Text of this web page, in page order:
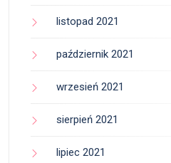
listopad 2021
październik 2021
wrzesień 2021
sierpień 2021
lipiec 2021